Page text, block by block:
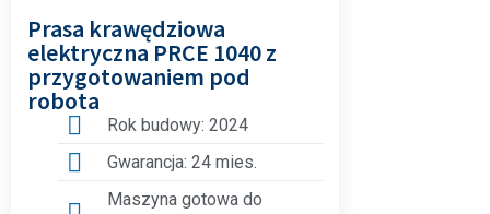
Prasa krawędziowa
elektryczna PRCE 1040 z
przygotowaniem pod
robota
Rok budowy: 2024
Gwarancja: 24 mies.
Maszyna gotowa do